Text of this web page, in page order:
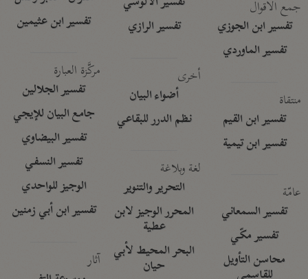
جمع الأقوال
تفسير ابن الجوزي
تفسير الماوردي
منتقاة
تفسير ابن القيم
تفسير ابن تيمية
عامّة
تفسير السمعاني
تفسير مكّي
محاسن التأويل
تفسير الرازي
أخرى
أضواء البيان
نظم الدرر للبقاعي
لغة وبلاغة
التحرير والتنوير
المحرر الوجيز لابن
عطية
البحر المحيط لأبي
حيان
تفسير ابن عثيمين
مركَّزة العبارة
تفسير الجلالين
جامع البيان للإيجي
تفسير البيضاوي
تفسير النسفي
الوجيز للواحدي
تفسير ابن أبي زمنين
آثار